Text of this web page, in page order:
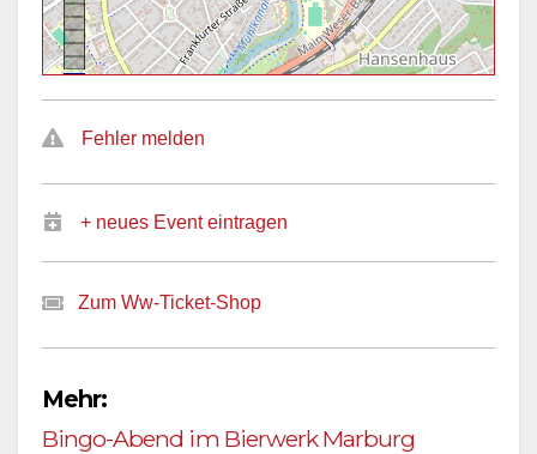
Fehler melden
+ neues Event eintragen
Zum Ww-Ticket-Shop
Mehr:
Bingo-Abend im Bierwerk Marburg